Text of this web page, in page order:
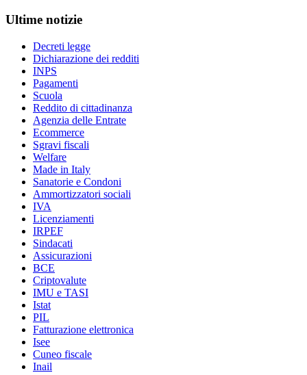
Ultime notizie
Decreti legge
Dichiarazione dei redditi
INPS
Pagamenti
Scuola
Reddito di cittadinanza
Agenzia delle Entrate
Ecommerce
Sgravi fiscali
Welfare
Made in Italy
Sanatorie e Condoni
Ammortizzatori sociali
IVA
Licenziamenti
IRPEF
Sindacati
Assicurazioni
BCE
Criptovalute
IMU e TASI
Istat
PIL
Fatturazione elettronica
Isee
Cuneo fiscale
Inail